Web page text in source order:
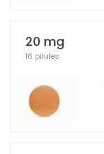
20 mg
16 pilules